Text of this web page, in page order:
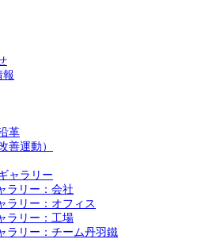
報
革
善運動）
ャラリー
ラリー：会社
ラリー：オフィス
ラリー：工場
ラリー：チーム丹羽鐵